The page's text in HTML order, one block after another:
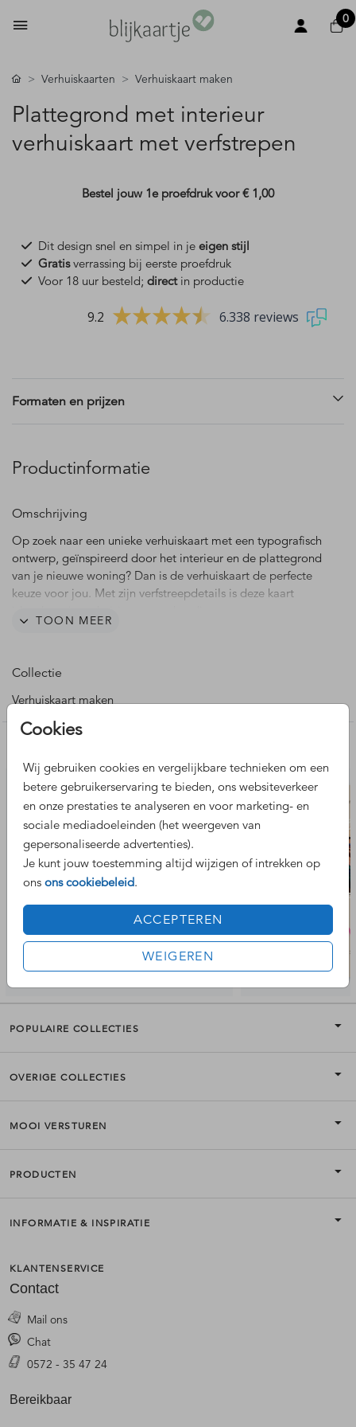
0
Cookies
Wij gebruiken cookies en vergelijkbare technieken om een
betere gebruikerservaring te bieden, ons websiteverkeer
en onze prestaties te analyseren en voor marketing- en
sociale mediadoeleinden (het weergeven van
gepersonaliseerde advertenties).
Je kunt jouw toestemming altijd wijzigen of intrekken op
ons ons cookiebeleid.
ACCEPTEREN
WEIGEREN
Verhuiskaarten Verhuiskaart maken
Plattegrond met interieur
verhuiskaart met verfstrepen
Bestel jouw 1e proefdruk voor€ 1,00
Dit design snel en simpel in je eigen stijl
Gratisverrassing bij eerste proefdruk
Voor 18 uur besteld; directin productie
9.2 6.338 reviews
Formaten en prijzen
Productinformatie
Omschrijving
Op zoek naar een unieke verhuiskaart met een typografisch
ontwerp, geïnspireerd door het interieur en de plattegrond
van je nieuwe woning? Dan is de verhuiskaart de perfecte
keuze voor jou. Met zijn verfstreepdetails is deze kaart
TOON MEER
Collectie
Verhuiskaart maken
POPULAIRE COLLECTIES
OVERIGE COLLECTIES
MOOI VERSTUREN
PRODUCTEN
INFORMATIE & INSPIRATIE
KLANTENSERVICE
Contact
Mail ons
Chat
0572 - 35 47 24
Bereikbaar